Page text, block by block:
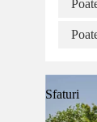
Sfaturi